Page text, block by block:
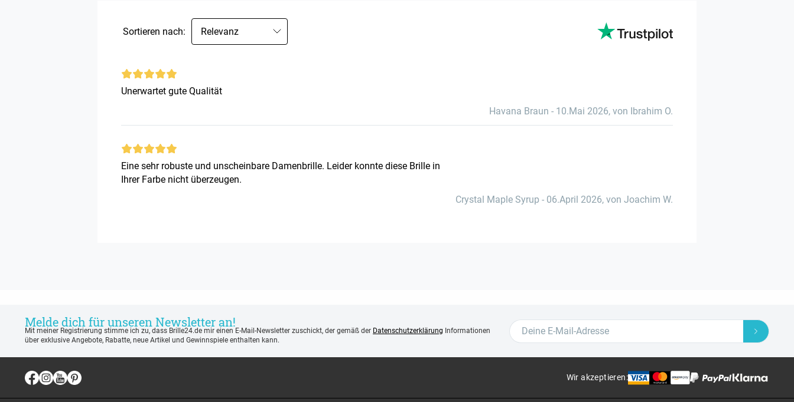
Sortieren nach: Relevanz
Unerwartet gute Qualität
Havana Braun - 10.Mai 2026, von Ibrahim O.
Eine sehr robuste und unscheinbare Damenbrille. Leider konnte diese Brille in
Ihrer Farbe nicht überzeugen.
Crystal Maple Syrup - 06.April 2026, von Joachim W.
Melde dich für unseren Newsletter an!
Mit meiner Registrierung stimme ich zu, dass Brille24.de mir einen E-Mail-Newsletter zuschickt, der gemäß der Datenschutzerklärung Informationen
über exklusive Angebote, Rabatte, neue Artikel und Gewinnspiele enthalten kann.
Wir akzeptieren: